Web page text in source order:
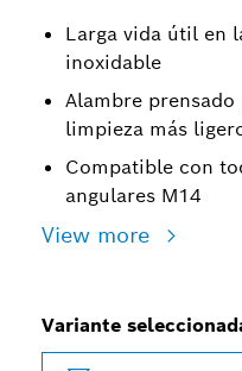
Larga vida útil en
inoxidable
Alambre
limpieza más
Compatible con
angulares M14
View more
Variante